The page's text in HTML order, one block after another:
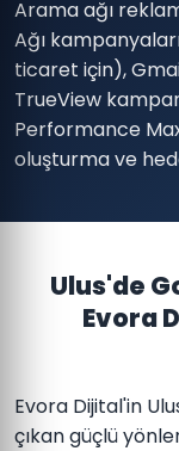
Arama ağı
Ağı
ticaret için),
TrueView
Performance
oluşturma ve
Ulus'de
Evora
Evora Dijital'in
çıkan güçlü